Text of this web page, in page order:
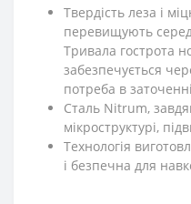
Твердість леза і
перевищують
Тривала гострота
забезпечується
потреба в
Сталь Nitrum,
мікроструктурі,
Технологія
і безпечна для